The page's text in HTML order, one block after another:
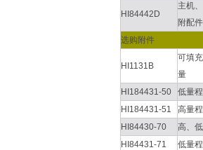
HI84442D
主机
附配
选购附件
HI1131B
可填
量
HI184431-50
低量
HI184431-51
高量
HI84430-70
高、
HI84431-71
低量